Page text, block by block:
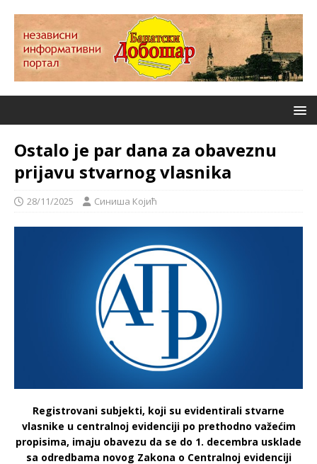
Ostalo je par dana za obaveznu
prijavu stvarnog vlasnika
28/11/2025 Синиша Којић
Registrovani subjekti, koji su evidentirali stvarne
vlasnike u centralnoj evidenciji po prethodno važećim
propisima, imaju obavezu da se do 1. decembra usklade
sa odredbama novog Zakona o Centralnoj evidenciji